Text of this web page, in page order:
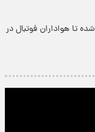
تا هواداران فوتبال در